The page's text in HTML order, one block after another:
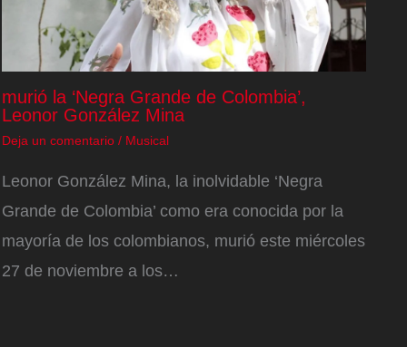
murió la ‘Negra Grande de Colombia’,
Leonor González Mina
Deja un comentario / Musical
Leonor González Mina, la inolvidable ‘Negra
Grande de Colombia’ como era conocida por la
mayoría de los colombianos, murió este miércoles
27 de noviembre a los…